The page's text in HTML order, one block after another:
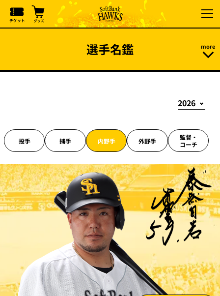
選手名鑑
投手 捕手 内野手 外野手
監督・
コーチ